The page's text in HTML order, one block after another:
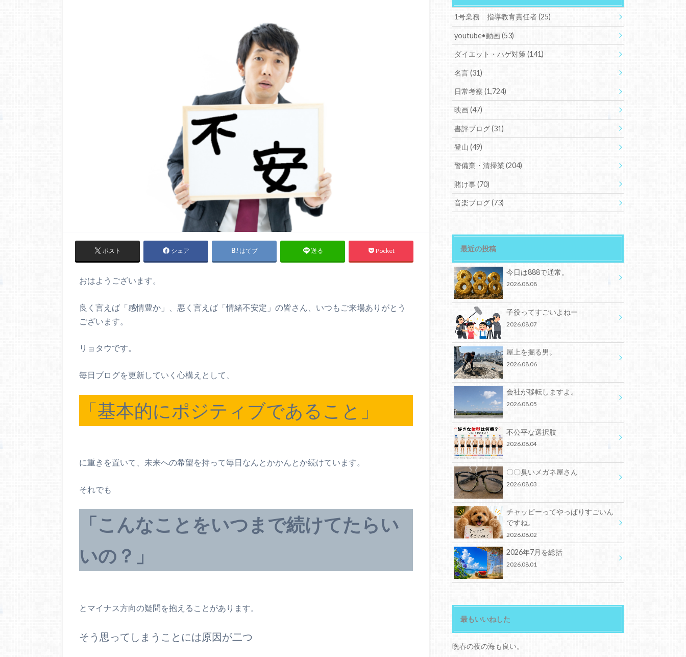
ポスト シェア はてブ 送る Pocket
おはようございます。
良く言えば「感情豊か」、悪く言えば「情緒不安定」の皆さん、いつもご来場ありがとう
ございます。
リョタウです。
毎日ブログを更新していく心構えとして、
「基本的にポジティブであること」
に重きを置いて、未来への希望を持って毎日なんとかかんとか続けています。
それでも
「こんなことをいつまで続けてたらい
いの？」
とマイナス方向の疑問を抱えることがあります。
そう思ってしまうことには原因が二つ
1号業務 指導教育責任者(25)
youtube•動画(53)
ダイエット・ハゲ対策(141)
名言(31)
日常考察(1,724)
映画(47)
書評ブログ(31)
登山(49)
警備業・清掃業(204)
賭け事(70)
音楽ブログ(73)
最近の投稿
今日は888で通常。
2026.08.08
子役ってすごいよねー
2026.08.07
屋上を掘る男。
2026.08.06
会社が移転しますよ。
2026.08.05
不公平な選択肢
2026.08.04
〇〇臭いメガネ屋さん
2026.08.03
チャッピーってやっぱりすごいん
ですね。
2026.08.02
2026年7月を総括
2026.08.01
最もいいねした
晩春の夜の海も良い。